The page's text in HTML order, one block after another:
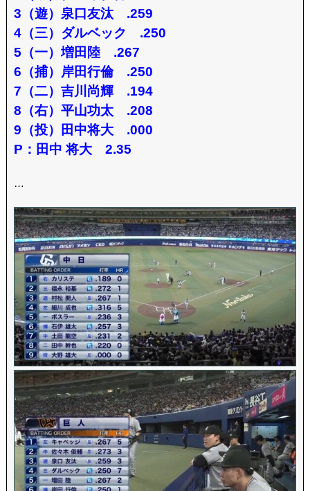
3（遊）泉口友汰 .259
4（三）ダルベック .250
5（一）増田陸 .267
6（捕）岸田行倫 .250
7（二）吉川尚輝 .194
8（右）平山功太 .208
9（投）田中将大 .000
P：田中 将大 2.35
…